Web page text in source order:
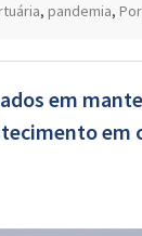
, pandemia,
em
em